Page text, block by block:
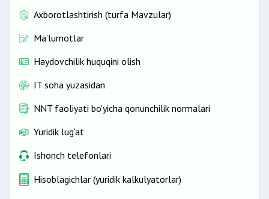
Axborotlashtirish (turfa Mavzular)
Ma’lumotlar
Haydovchilik huquqini olish
IT soha yuzasidan
NNT faoliyati bo'yicha qonunchilik normalari
Yuridik lug‘at
Ishonch telefonlari
Hisoblagichlar (yuridik kalkulyatorlar)